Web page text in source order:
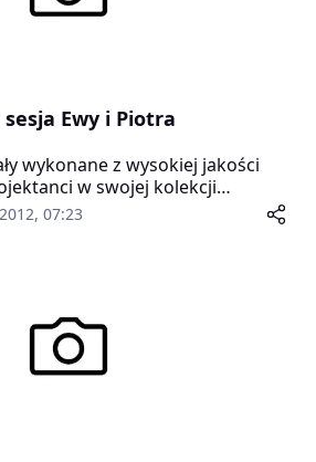
Ewy i Piotra
wykonane z wysokiej jakości
w swojej kolekcji
w przeróżnych
zostały przeniesione na różne
07:23